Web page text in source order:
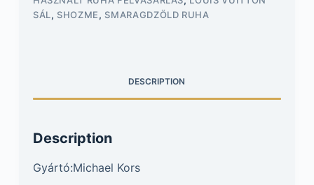
SÁL, SHOZME, SMARAGDZÖLD RUHA
DESCRIPTION
Description
Gyártó:Michael Kors